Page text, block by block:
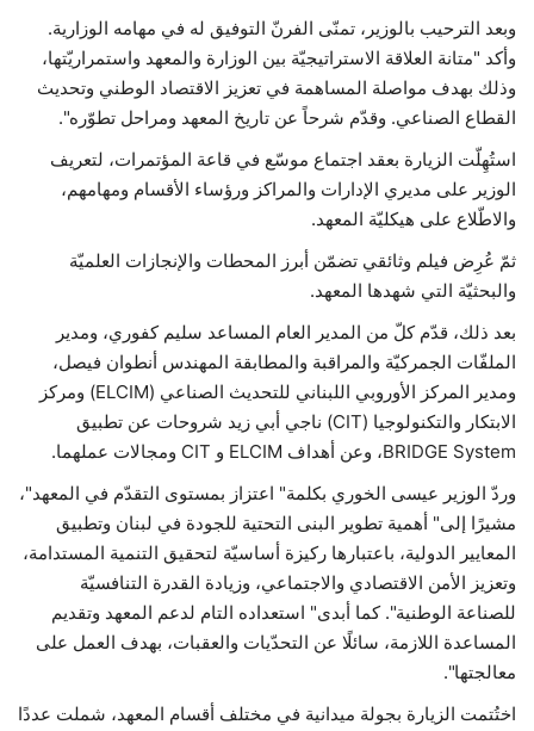
وبعد الترحيب بالوزير، تمنّى الفرنّ التوفيق له في مهامه الوزارية.
وأكد "متانة العلاقة الاستراتيجيّة بين الوزارة والمعهد واستمراريّتها،
وذلك بهدف مواصلة المساهمة في تعزيز الاقتصاد الوطني وتحديث
القطاع الصناعي. وقدّم شرحاً عن تاريخ المعهد ومراحل تطوّره".
استُهِلّت الزيارة بعقد اجتماع موسّع في قاعة المؤتمرات، لتعريف
الوزير على مديري الإدارات والمراكز ورؤساء الأقسام ومهامهم،
والاطّلاع على هيكليّة المعهد.
ثمّ عُرِض فيلم وثائقي تضمّن أبرز المحطات والإنجازات العلميّة
والبحثيّة التي شهدها المعهد.
بعد ذلك، قدّم كلّ من المدير العام المساعد سليم كفوري، ومدير
الملفّات الجمركيّة والمراقبة والمطابقة المهندس أنطوان فيصل،
ومدير المركز الأوروبي اللبناني للتحديث الصناعي (ELCIM) ومركز
الابتكار والتكنولوجيا (CIT) ناجي أبي زيد شروحات عن تطبيق
BRIDGE System، وعن أهداف ELCIM و CIT ومجالات عملهما.
وردّ الوزير عيسى الخوري بكلمة" اعتزاز بمستوى التقدّم في المعهد"،
مشيرًا إلى" أهمية تطوير البنى التحتية للجودة في لبنان وتطبيق
المعايير الدولية، باعتبارها ركيزة أساسيّة لتحقيق التنمية المستدامة،
وتعزيز الأمن الاقتصادي والاجتماعي، وزيادة القدرة التنافسيّة
للصناعة الوطنية". كما أبدى" استعداده التام لدعم المعهد وتقديم
المساعدة اللازمة، سائلًا عن التحدّيات والعقبات، بهدف العمل على
معالجتها".
اختُتمت الزيارة بجولة ميدانية في مختلف أقسام المعهد، شملت عددًا